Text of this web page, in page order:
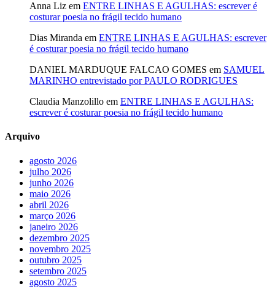
Anna Liz em ENTRE LINHAS E AGULHAS: escrever é
costurar poesia no frágil tecido humano
Dias Miranda em ENTRE LINHAS E AGULHAS: escrever
é costurar poesia no frágil tecido humano
DANIEL MARDUQUE FALCAO GOMES em SAMUEL
MARINHO entrevistado por PAULO RODRIGUES
Claudia Manzolillo em ENTRE LINHAS E AGULHAS:
escrever é costurar poesia no frágil tecido humano
Arquivo
agosto 2026
julho 2026
junho 2026
maio 2026
abril 2026
março 2026
janeiro 2026
dezembro 2025
novembro 2025
outubro 2025
setembro 2025
agosto 2025